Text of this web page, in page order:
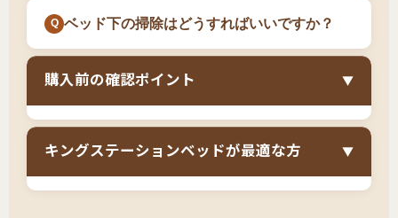
と眠れるだけでなく、通気性の良いステーショ
いものを求める方にも選ばれています。
ベッド下の掃除はどうすればいいですか？
購入前の確認ポイント ▼
想）
搬入経路の詳細確認（場合によっては窓からの
キングステーションベッドが最適な方 ▼